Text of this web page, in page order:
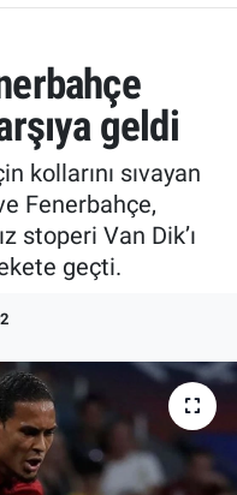
geldi
kollarını sıvayan
Fenerbahçe,
stoperi Van Dik’ı
geçti.